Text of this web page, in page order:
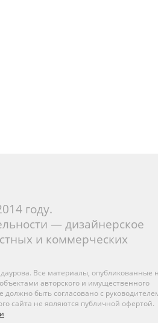
году.
— дизайнерское
и коммерческих
Все материалы, опубликованные
авторского и имущественного
должно быть согласовано с
сайта не являются публичной офертой.